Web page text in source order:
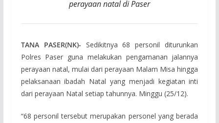
perayaan natal di Paser
TANA PASER(NK)- Sedikitnya 68 personil diturunkan
Polres Paser guna melakukan pengamanan jalannya
perayaan natal, mulai dari perayaan Malam Misa hingga
pelaksanaan ibadah Natal yang menjadi kegiatan inti
dari perayaan Natal setiap tahunnya. Minggu (25/12).
“68 personil tersebut merupakan personel yang berada